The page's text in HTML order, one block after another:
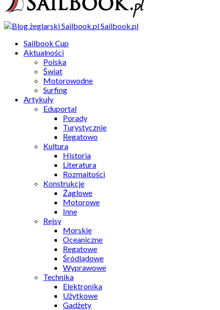
Sailbook.pl
Sailbook Cup
Aktualności
Polska
Świat
Motorowodne
Surfing
Artykuły
Eduportal
Porady
Turystycznie
Regatowo
Kultura
Historia
Literatura
Rozmaitości
Konstrukcje
Żaglowe
Motorowe
Inne
Rejsy
Morskie
Oceaniczne
Regatowe
Śródlądowe
Wyprawowe
Technika
Elektronika
Użytkowe
Gadżety